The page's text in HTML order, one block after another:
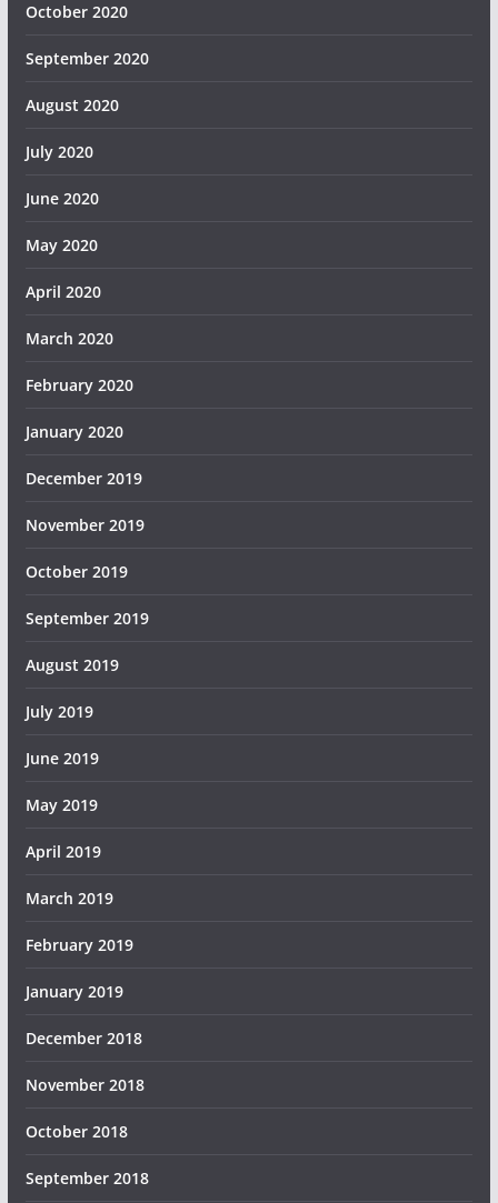
October 2020
September 2020
August 2020
July 2020
June 2020
May 2020
April 2020
March 2020
February 2020
January 2020
December 2019
November 2019
October 2019
September 2019
August 2019
July 2019
June 2019
May 2019
April 2019
March 2019
February 2019
January 2019
December 2018
November 2018
October 2018
September 2018